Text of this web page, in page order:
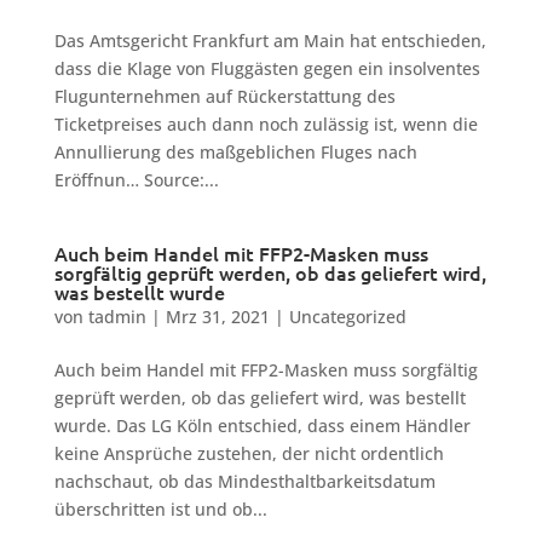
Das Amtsgericht Frankfurt am Main hat entschieden,
dass die Klage von Fluggästen gegen ein insolventes
Flugunternehmen auf Rückerstattung des
Ticketpreises auch dann noch zulässig ist, wenn die
Annullierung des maßgeblichen Fluges nach
Eröffnun… Source:...
Auch beim Handel mit FFP2-Masken muss
sorgfältig geprüft werden, ob das geliefert wird,
was bestellt wurde
von tadmin | Mrz 31, 2021 | Uncategorized
Auch beim Handel mit FFP2-Masken muss sorgfältig
geprüft werden, ob das geliefert wird, was bestellt
wurde. Das LG Köln entschied, dass einem Händler
keine Ansprüche zustehen, der nicht ordentlich
nachschaut, ob das Mindesthaltbarkeitsdatum
überschritten ist und ob...